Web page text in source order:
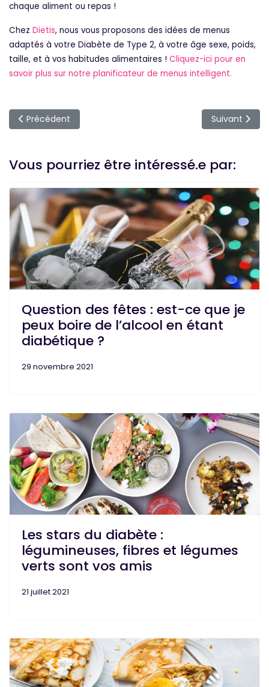
chaque aliment ou repas !
Chez Dietis, nous vous proposons des idées de menus
adaptés à votre Diabète de Type 2, à votre âge sexe, poids,
taille, et à vos habitudes alimentaires ! Cliquez-ici pour en
savoir plus sur notre planificateur de menus intelligent.
Article précédent : Des légumineuses contre le diabète de
Précédent Article
Suivant
Vous pourriez être intéressé.e par:
Question des fêtes : est-ce que je
peux boire de l’alcool en étant
diabétique ?
29 novembre 2021
Les stars du diabète :
légumineuses, fibres et légumes
verts sont vos amis
21 juillet 2021